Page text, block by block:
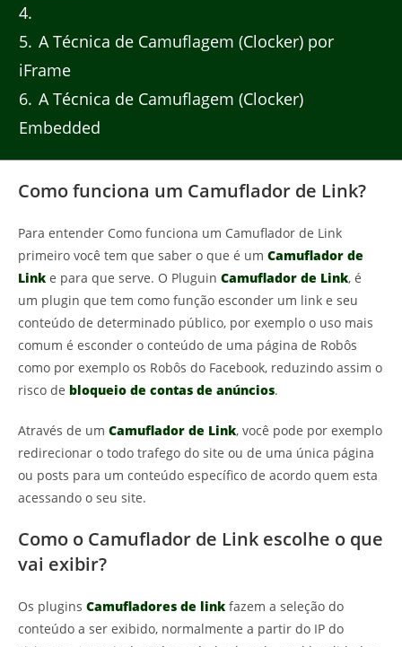
4
5 A Técnica de Camuflagem (Clocker) por
iFrame
6 A Técnica de Camuflagem (Clocker)
Embedded
Como funciona um Camuflador de Link?
Para entender Como funciona um Camuflador de Link
primeiro você tem que saber o que é um Camuflador de
Link e para que serve. O Pluguin Camuflador de Link, é
um plugin que tem como função esconder um link e seu
conteúdo de determinado público, por exemplo o uso mais
comum é esconder o conteúdo de uma página de Robôs
como por exemplo os Robôs do Facebook, reduzindo assim o
risco de bloqueio de contas de anúncios.
Através de um Camuflador de Link, você pode por exemplo
redirecionar o todo trafego do site ou de uma única página
ou posts para um conteúdo específico de acordo quem esta
acessando o seu site.
Como o Camuflador de Link escolhe o que
vai exibir?
Os plugins Camufladores de link fazem a seleção do
conteúdo a ser exibido, normalmente a partir do IP do